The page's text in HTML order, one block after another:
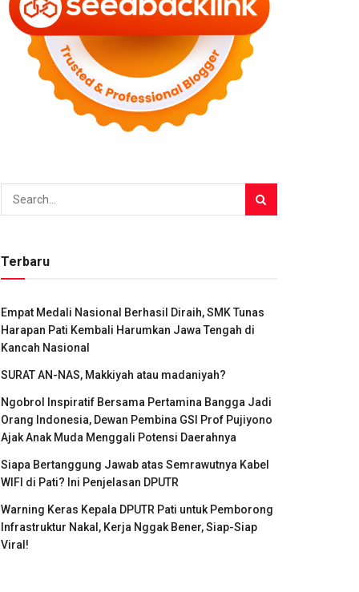
Terbaru
Empat Medali Nasional Berhasil Diraih, SMK Tunas
Harapan Pati Kembali Harumkan Jawa Tengah di
Kancah Nasional
SURAT AN-NAS, Makkiyah atau madaniyah?
Ngobrol Inspiratif Bersama Pertamina Bangga Jadi
Orang Indonesia, Dewan Pembina GSI Prof Pujiyono
Ajak Anak Muda Menggali Potensi Daerahnya
Siapa Bertanggung Jawab atas Semrawutnya Kabel
WIFI di Pati? Ini Penjelasan DPUTR
Warning Keras Kepala DPUTR Pati untuk Pemborong
Infrastruktur Nakal, Kerja Nggak Bener, Siap-Siap
Viral!